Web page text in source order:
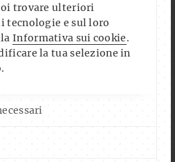
trovare ulteriori
tecnologie e sul loro
Informativa sui cookie.
la tua selezione in